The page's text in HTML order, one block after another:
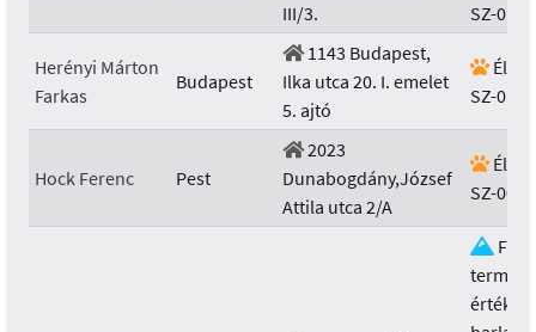
III/3.
SZ-
Herényi Márton
Farkas
Budapest
1143 Budapest,
Ilka utca 20. I. emelet
5. ajtó
SZ-
Hock Ferenc Pest
2023
Dunabogdány,József
Attila utca 2/A
SZ-
értékek